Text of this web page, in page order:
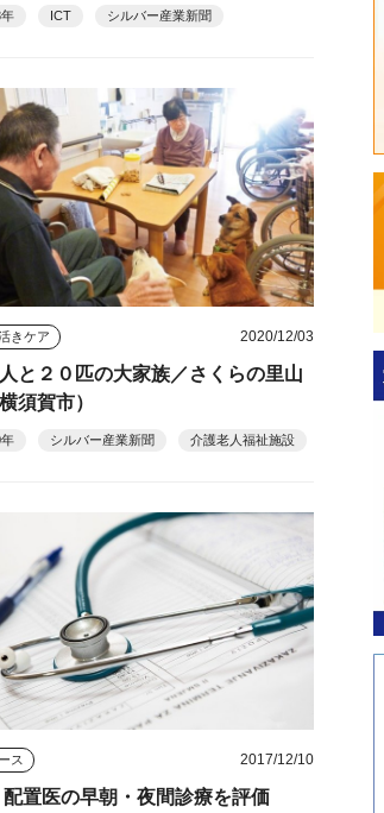
ICT シルバー産業新聞
きケア 2020/12/03
と２０匹の大家族／さくらの里山
須賀市）
シルバー産業新聞 介護老人福祉施設
ス 2017/12/10
配置医の早朝・夜間診療を評価